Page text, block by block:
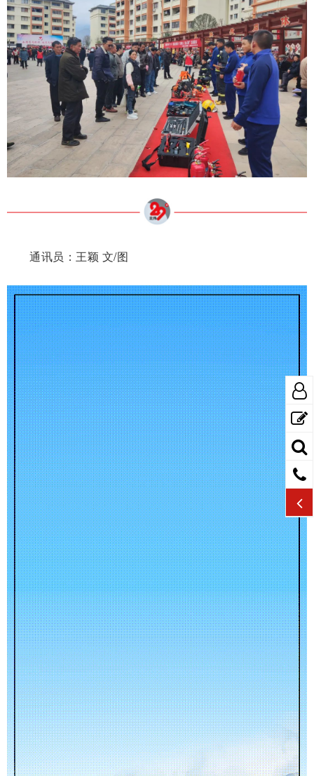
通讯员：王颖 文/图